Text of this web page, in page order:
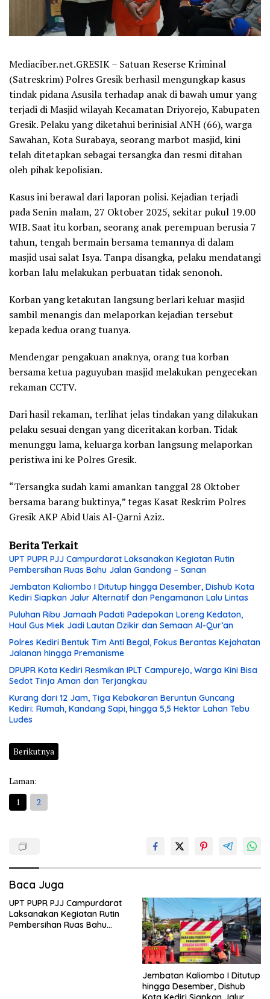
Mediaciber.net.GRESIK – Satuan Reserse Kriminal
(Satreskrim) Polres Gresik berhasil mengungkap kasus
tindak pidana Asusila terhadap anak di bawah umur yang
terjadi di Masjid wilayah Kecamatan Driyorejo, Kabupaten
Gresik. Pelaku yang diketahui berinisial ANH (66), warga
Sawahan, Kota Surabaya, seorang marbot masjid, kini
telah ditetapkan sebagai tersangka dan resmi ditahan
oleh pihak kepolisian.
Kasus ini berawal dari laporan polisi. Kejadian terjadi
pada Senin malam, 27 Oktober 2025, sekitar pukul 19.00
WIB. Saat itu korban, seorang anak perempuan berusia 7
tahun, tengah bermain bersama temannya di dalam
masjid usai salat Isya. Tanpa disangka, pelaku mendatangi
korban lalu melakukan perbuatan tidak senonoh.
Korban yang ketakutan langsung berlari keluar masjid
sambil menangis dan melaporkan kejadian tersebut
kepada kedua orang tuanya.
Mendengar pengakuan anaknya, orang tua korban
bersama ketua paguyuban masjid melakukan pengecekan
rekaman CCTV.
Dari hasil rekaman, terlihat jelas tindakan yang dilakukan
pelaku sesuai dengan yang diceritakan korban. Tidak
menunggu lama, keluarga korban langsung melaporkan
peristiwa ini ke Polres Gresik.
“Tersangka sudah kami amankan tanggal 28 Oktober
bersama barang buktinya,” tegas Kasat Reskrim Polres
Gresik AKP Abid Uais Al-Qarni Aziz.
Berita Terkait
UPT PUPR PJJ Campurdarat Laksanakan Kegiatan Rutin
Pembersihan Ruas Bahu Jalan Gandong – Sanan
Jembatan Kaliombo I Ditutup hingga Desember, Dishub Kota
Kediri Siapkan Jalur Alternatif dan Pengamanan Lalu Lintas
Puluhan Ribu Jamaah Padati Padepokan Loreng Kedaton,
Haul Gus Miek Jadi Lautan Dzikir dan Semaan Al-Qur’an
Polres Kediri Bentuk Tim Anti Begal, Fokus Berantas Kejahatan
Jalanan hingga Premanisme
DPUPR Kota Kediri Resmikan IPLT Campurejo, Warga Kini Bisa
Sedot Tinja Aman dan Terjangkau
Kurang dari 12 Jam, Tiga Kebakaran Beruntun Guncang
Kediri: Rumah, Kandang Sapi, hingga 5,5 Hektar Lahan Tebu
Ludes
Berikutnya
Laman:
1
2
Baca Juga
UPT PUPR PJJ Campurdarat
Laksanakan Kegiatan Rutin
Pembersihan Ruas Bahu
Jembatan Kaliombo I Ditutup
hingga Desember, Dishub